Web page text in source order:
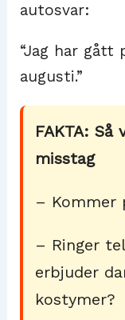
autosvar:
“Jag har gått
augusti.”
FAKTA:
misstag
– Kommer
– Ringer
erbjuder
kostymer?